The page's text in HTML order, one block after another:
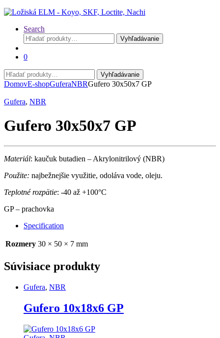
Search
Hľadať:
Vyhľadávanie
0
Hľadať:
Vyhľadávanie
DomovE-shopGuferaNBRGufero 30x50x7 GP
Gufera, NBR
Gufero 30x50x7 GP
Materiál: kaučuk butadien – Akrylonitrilový (NBR)
Použite: najbežnejšie využitie, odoláva vode, oleju.
Teplotné rozpätie: -40 až +100°C
GP – prachovka
Specification
Rozmery 30 × 50 × 7 mm
Súvisiace produkty
Gufera, NBR
Gufero 10x18x6 GP